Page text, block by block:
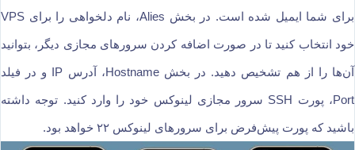
برای شما ایمیل شده است. در بخش Alies، نام دلخواهی را برای VPS
خود انتخاب کنید تا در صورت اضافه کردن سرورهای مجازی دیگر، بتوانید
آن‌ها را از هم تشخیص دهید. در بخش Hostname، آدرس IP و در فیلد
Port، پورت SSH سرور مجازی لینوکس خود را وارد کنید. توجه داشته
باشید که پورت پیش‌فرض برای سرورهای لینوکس ۲۲ خواهد بود.